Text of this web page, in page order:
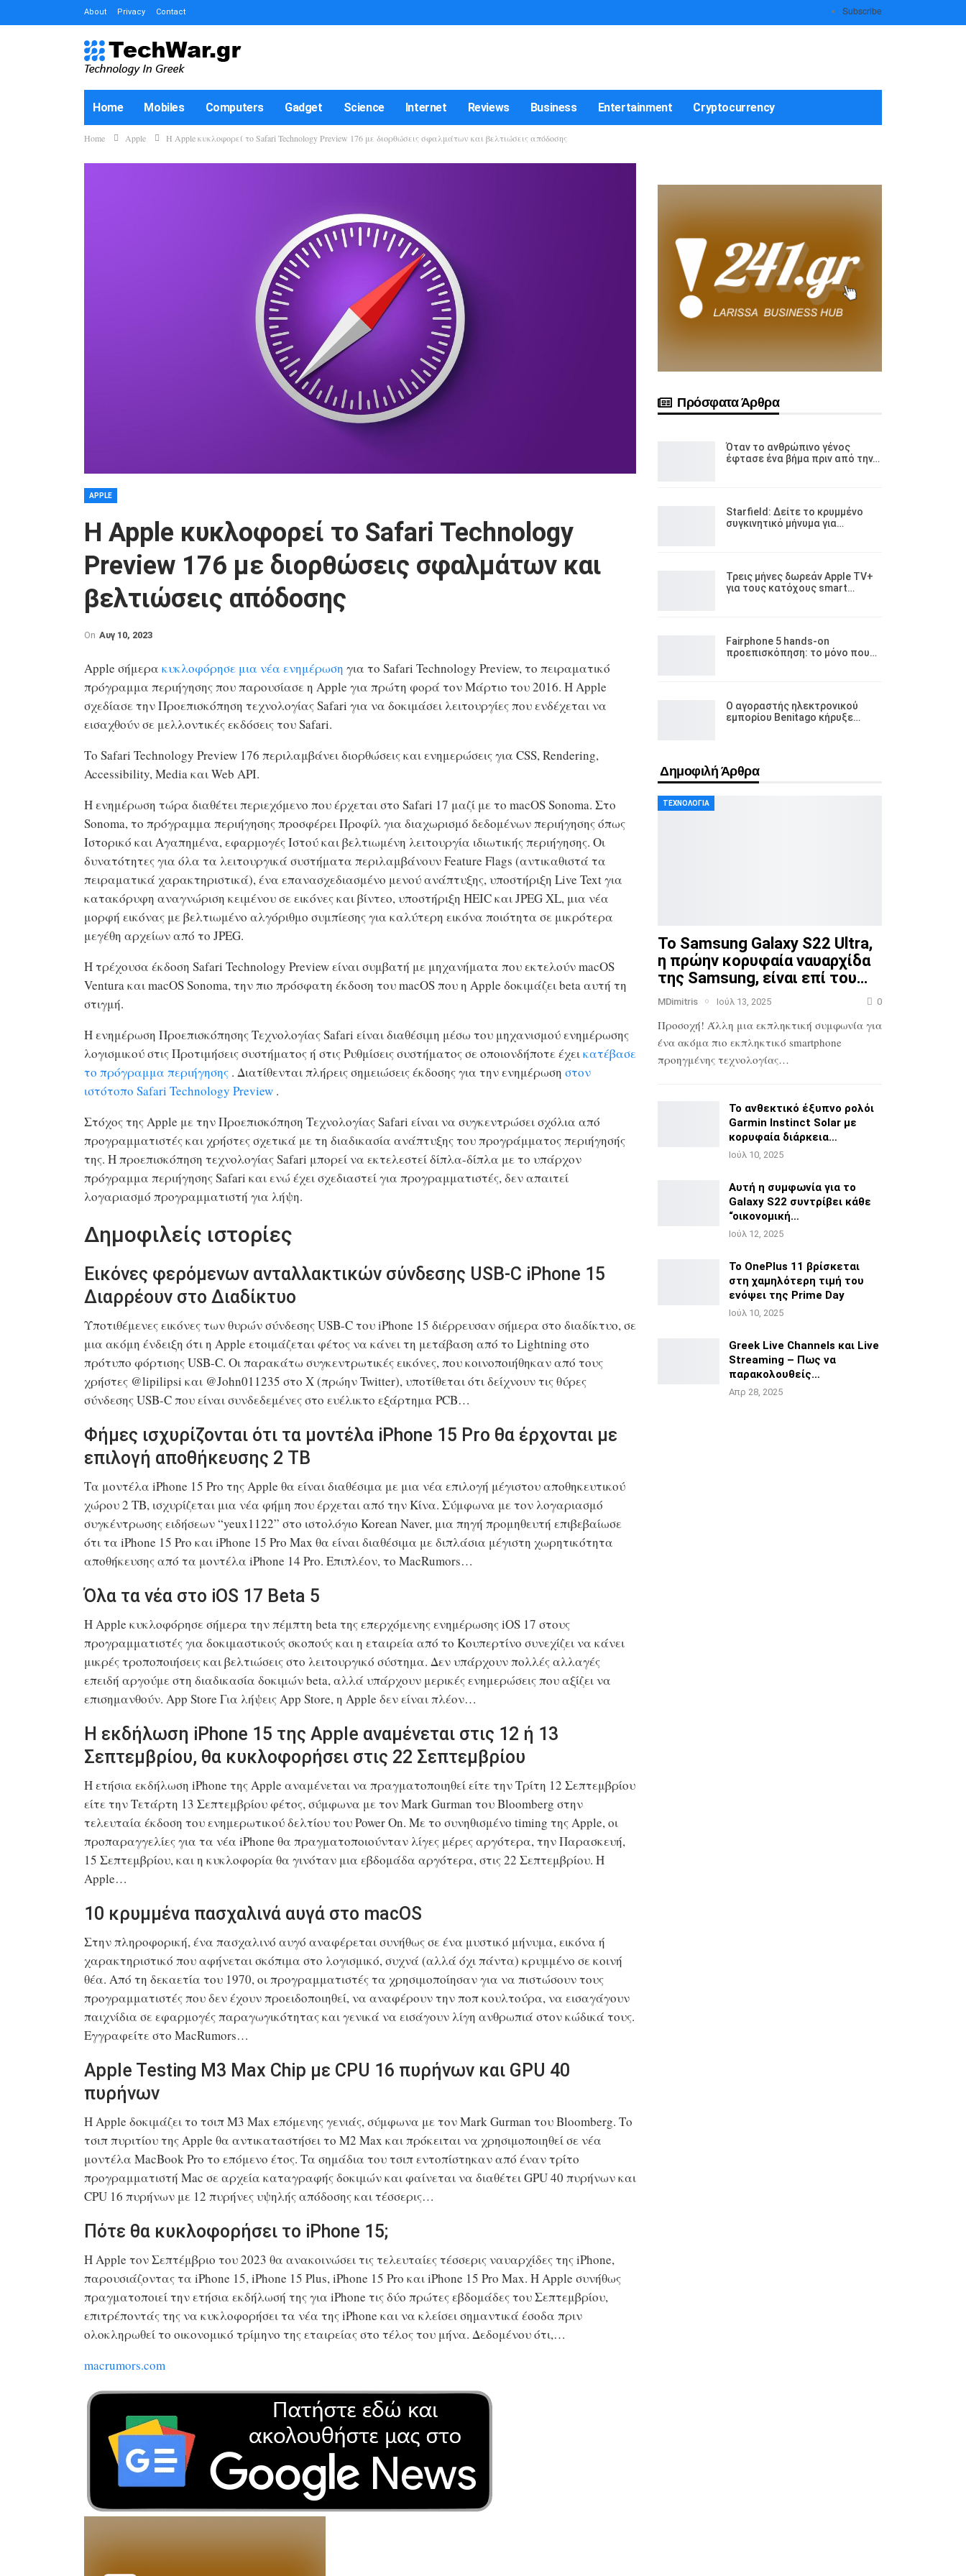
Subscribe
About Privacy Contact
Home Mobiles Computers Gadget Science Internet Reviews Business Entertainment Cryptocurrency
How-To
Home Apple Η Apple κυκλοφορεί το Safari Technology Preview 176 με διορθώσεις σφαλμάτων και βελτιώσεις απόδοσης
APPLE
Η Apple κυκλοφορεί το Safari Technology
Preview 176 με διορθώσεις σφαλμάτων και
βελτιώσεις απόδοσης
On Αυγ 10, 2023
Apple σήμερα κυκλοφόρησε μια νέα ενημέρωση για το Safari Technology Preview, το πειραματικό
πρόγραμμα περιήγησης που παρουσίασε η Apple για πρώτη φορά τον Μάρτιο του 2016. Η Apple
σχεδίασε την Προεπισκόπηση τεχνολογίας Safari‌ για να δοκιμάσει λειτουργίες που ενδέχεται να
εισαχθούν σε μελλοντικές εκδόσεις του Safari.
Το Safari Technology Preview‌ 176 περιλαμβάνει διορθώσεις και ενημερώσεις για CSS, Rendering,
Accessibility, Media και Web API.
Η ενημέρωση τώρα διαθέτει περιεχόμενο που έρχεται στο Safari 17 μαζί με το macOS Sonoma. Στο
Sonoma, το πρόγραμμα περιήγησης προσφέρει Προφίλ για διαχωρισμό δεδομένων περιήγησης όπως
Ιστορικό και Αγαπημένα, εφαρμογές Ιστού και βελτιωμένη λειτουργία ιδιωτικής περιήγησης. Οι
δυνατότητες για όλα τα λειτουργικά συστήματα περιλαμβάνουν Feature Flags (αντικαθιστά τα
πειραματικά χαρακτηριστικά), ένα επανασχεδιασμένο μενού ανάπτυξης, υποστήριξη Live Text για
κατακόρυφη αναγνώριση κειμένου σε εικόνες και βίντεο, υποστήριξη HEIC και JPEG XL, μια νέα
μορφή εικόνας με βελτιωμένο αλγόριθμο συμπίεσης για καλύτερη εικόνα ποιότητα σε μικρότερα
μεγέθη αρχείων από το JPEG.
Η τρέχουσα έκδοση Safari Technology Preview​ είναι συμβατή με μηχανήματα που εκτελούν macOS
Ventura και macOS Sonoma​, την πιο πρόσφατη έκδοση του macOS που η Apple δοκιμάζει beta αυτή τη
στιγμή.
Η ενημέρωση Προεπισκόπησης Τεχνολογίας Safari είναι διαθέσιμη μέσω του μηχανισμού ενημέρωσης
λογισμικού στις Προτιμήσεις συστήματος ή στις Ρυθμίσεις συστήματος σε οποιονδήποτε έχεικατέβασε
το πρόγραμμα περιήγησης . Διατίθενται πλήρεις σημειώσεις έκδοσης για την ενημέρωση στον
ιστότοπο Safari Technology Preview .
Στόχος της Apple με την Προεπισκόπηση Τεχνολογίας Safari‌ είναι να συγκεντρώσει σχόλια από
προγραμματιστές και χρήστες σχετικά με τη διαδικασία ανάπτυξης του προγράμματος περιήγησής
της. Η προεπισκόπηση τεχνολογίας Safari μπορεί να εκτελεστεί δίπλα-δίπλα με το υπάρχον
πρόγραμμα περιήγησης Safari και ενώ έχει σχεδιαστεί για προγραμματιστές, δεν απαιτεί
λογαριασμό προγραμματιστή για λήψη.
Δημοφιλείς ιστορίες
Εικόνες φερόμενων ανταλλακτικών σύνδεσης USB-C iPhone 15
Διαρρέουν στο Διαδίκτυο
Υποτιθέμενες εικόνες των θυρών σύνδεσης USB-C του iPhone 15 διέρρευσαν σήμερα στο διαδίκτυο, σε
μια ακόμη ένδειξη ότι η Apple ετοιμάζεται φέτος να κάνει τη μετάβαση από το Lightning στο
πρότυπο φόρτισης USB-C. Οι παρακάτω συγκεντρωτικές εικόνες, που κοινοποιήθηκαν από τους
χρήστες @lipilipsi και @John011235 στο X (πρώην Twitter), υποτίθεται ότι δείχνουν τις θύρες
σύνδεσης USB-C που είναι συνδεδεμένες στο ευέλικτο εξάρτημα PCB…
Φήμες ισχυρίζονται ότι τα μοντέλα iPhone 15 Pro θα έρχονται με
επιλογή αποθήκευσης 2 TB
Τα μοντέλα iPhone 15 Pro της Apple θα είναι διαθέσιμα με μια νέα επιλογή μέγιστου αποθηκευτικού
χώρου 2 TB, ισχυρίζεται μια νέα φήμη που έρχεται από την Κίνα. Σύμφωνα με τον λογαριασμό
συγκέντρωσης ειδήσεων “yeux1122” στο ιστολόγιο Korean Naver, μια πηγή προμηθευτή επιβεβαίωσε
ότι τα iPhone 15 Pro και iPhone 15 Pro Max θα είναι διαθέσιμα με διπλάσια μέγιστη χωρητικότητα
αποθήκευσης από τα μοντέλα iPhone 14 Pro. Επιπλέον, το MacRumors…
Όλα τα νέα στο iOS 17 Beta 5
Η Apple κυκλοφόρησε σήμερα την πέμπτη beta της επερχόμενης ενημέρωσης iOS 17 στους
προγραμματιστές για δοκιμαστικούς σκοπούς και η εταιρεία από το Κουπερτίνο συνεχίζει να κάνει
μικρές τροποποιήσεις και βελτιώσεις στο λειτουργικό σύστημα. Δεν υπάρχουν πολλές αλλαγές
επειδή αργούμε στη διαδικασία δοκιμών beta, αλλά υπάρχουν μερικές ενημερώσεις που αξίζει να
επισημανθούν. App Store Για λήψεις App Store, η Apple δεν είναι πλέον…
Η εκδήλωση iPhone 15 της Apple αναμένεται στις 12 ή 13
Σεπτεμβρίου, θα κυκλοφορήσει στις 22 Σεπτεμβρίου
Η ετήσια εκδήλωση iPhone της Apple αναμένεται να πραγματοποιηθεί είτε την Τρίτη 12 Σεπτεμβρίου
είτε την Τετάρτη 13 Σεπτεμβρίου φέτος, σύμφωνα με τον Mark Gurman του Bloomberg στην
τελευταία έκδοση του ενημερωτικού δελτίου του Power On. Με το συνηθισμένο timing της Apple, οι
προπαραγγελίες για τα νέα iPhone θα πραγματοποιούνταν λίγες μέρες αργότερα, την Παρασκευή,
15 Σεπτεμβρίου, και η κυκλοφορία θα γινόταν μια εβδομάδα αργότερα, στις 22 Σεπτεμβρίου. Η
Apple…
10 κρυμμένα πασχαλινά αυγά στο macOS
Στην πληροφορική, ένα πασχαλινό αυγό αναφέρεται συνήθως σε ένα μυστικό μήνυμα, εικόνα ή
χαρακτηριστικό που αφήνεται σκόπιμα στο λογισμικό, συχνά (αλλά όχι πάντα) κρυμμένο σε κοινή
θέα. Από τη δεκαετία του 1970, οι προγραμματιστές τα χρησιμοποίησαν για να πιστώσουν τους
προγραμματιστές που δεν έχουν προειδοποιηθεί, να αναφέρουν την ποπ κουλτούρα, να εισαγάγουν
παιχνίδια σε εφαρμογές παραγωγικότητας και γενικά να εισάγουν λίγη ανθρωπιά στον κώδικά τους.
Εγγραφείτε στο MacRumors…
Apple Testing M3 Max Chip με CPU 16 πυρήνων και GPU 40
πυρήνων
Η Apple δοκιμάζει το τσιπ M3 Max επόμενης γενιάς, σύμφωνα με τον Mark Gurman του Bloomberg. Το
τσιπ πυριτίου της Apple θα αντικαταστήσει το M2 Max και πρόκειται να χρησιμοποιηθεί σε νέα
μοντέλα MacBook Pro το επόμενο έτος. Τα σημάδια του τσιπ εντοπίστηκαν από έναν τρίτο
προγραμματιστή Mac σε αρχεία καταγραφής δοκιμών και φαίνεται να διαθέτει GPU 40 πυρήνων και
CPU 16 πυρήνων με 12 πυρήνες υψηλής απόδοσης και τέσσερις…
Πότε θα κυκλοφορήσει το iPhone 15;
Η Apple τον Σεπτέμβριο του 2023 θα ανακοινώσει τις τελευταίες τέσσερις ναυαρχίδες της iPhone,
παρουσιάζοντας τα iPhone 15, iPhone 15 Plus, iPhone 15 Pro και iPhone 15 Pro Max. Η Apple συνήθως
πραγματοποιεί την ετήσια εκδήλωσή της για iPhone τις δύο πρώτες εβδομάδες του Σεπτεμβρίου,
επιτρέποντάς της να κυκλοφορήσει τα νέα της iPhone και να κλείσει σημαντικά έσοδα πριν
ολοκληρωθεί το οικονομικό τρίμηνο της εταιρείας στο τέλος του μήνα. Δεδομένου ότι,…
macrumors.com
Πρόσφατα Άρθρα
Όταν το ανθρώπινο γένος
έφτασε ένα βήμα πριν από την…
Starfield: Δείτε το κρυμμένο
συγκινητικό μήνυμα για…
Τρεις μήνες δωρεάν Apple TV+
για τους κατόχους smart…
Fairphone 5 hands-on
προεπισκόπηση: το μόνο που…
Ο αγοραστής ηλεκτρονικού
εμπορίου Benitago κήρυξε…
Δημοφιλή Άρθρα
ΤΕΧΝΟΛΟΓΊΑ
Το Samsung Galaxy S22 Ultra,
η πρώην κορυφαία ναυαρχίδα
της Samsung, είναι επί του…
MDimitris Ιούλ 13, 2025 0
Προσοχή! Άλλη μια εκπληκτική συμφωνία για
ένα ακόμα πιο εκπληκτικό smartphone
προηγμένης τεχνολογίας…
Το ανθεκτικό έξυπνο ρολόι
Garmin Instinct Solar με
κορυφαία διάρκεια…
Ιούλ 10, 2025
Αυτή η συμφωνία για το
Galaxy S22 συντρίβει κάθε
“οικονομική…
Ιούλ 12, 2025
Το OnePlus 11 βρίσκεται
στη χαμηλότερη τιμή του
ενόψει της Prime Day
Ιούλ 10, 2025
Greek Live Channels και Live
Streaming – Πως να
παρακολουθείς…
Απρ 28, 2025